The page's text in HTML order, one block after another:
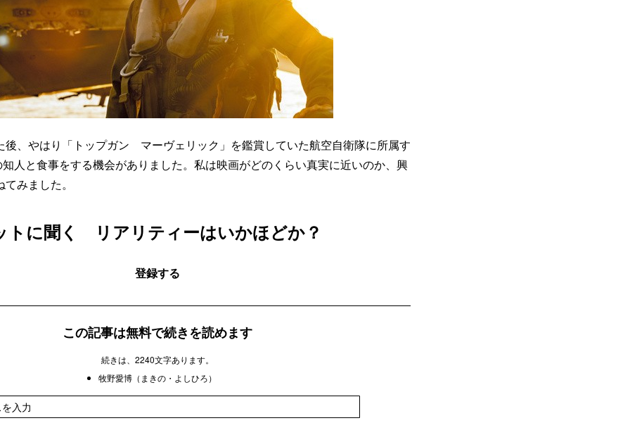
後、やはり「トップガン マーヴェリック」を鑑賞していた航空自衛隊に所属す
人と食事をする機会がありました。私は映画がどのくらい真実に近いのか、興
みました。
トに聞く リアリティーはいかほどか？
登録する
この記事は無料で続きを読めます
続きは、2240文字あります。
牧野愛博（まきの・よしひろ）